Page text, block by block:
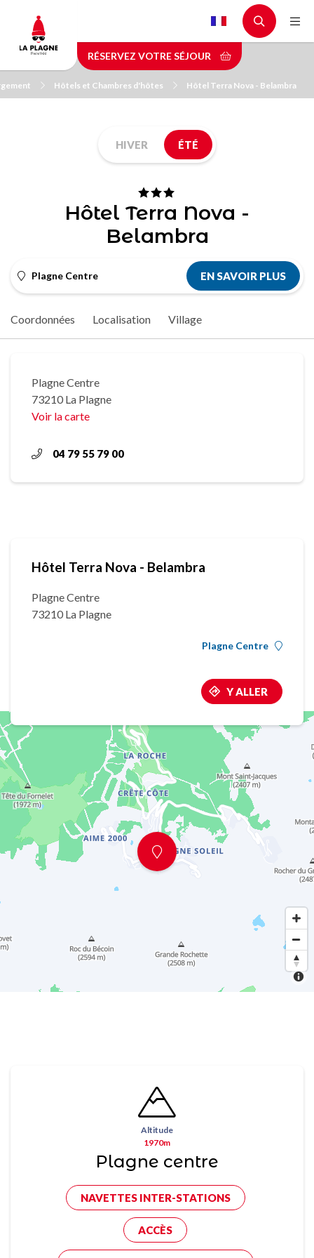
contenu
principal
RÉSERVEZ VOTRE SÉJOUR
Hôtels et Chambres d'hôtes Hôtel Terra Nova - Belambra
HIVER ÉTÉ
Hôtel Terra Nova -
Belambra
Plagne Centre EN SAVOIR PLUS
Coordonnées Localisation Village
Plagne Centre
73210 La Plagne
Voir la carte
04 79 55 79 00
Hôtel Terra Nova - Belambra
Plagne Centre
73210 La Plagne
Plagne Centre
Y ALLER
Altitude
1970m
Plagne centre
NAVETTES INTER-STATIONS
ACCÈS